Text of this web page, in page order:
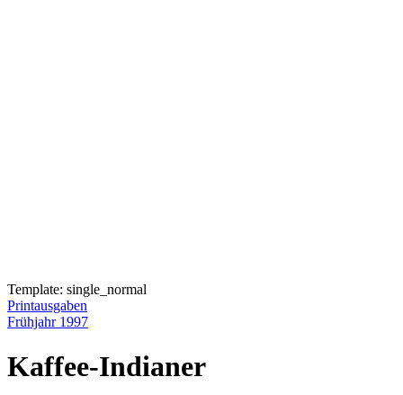
Template: single_normal
Printausgaben
Frühjahr 1997
Kaffee-Indianer